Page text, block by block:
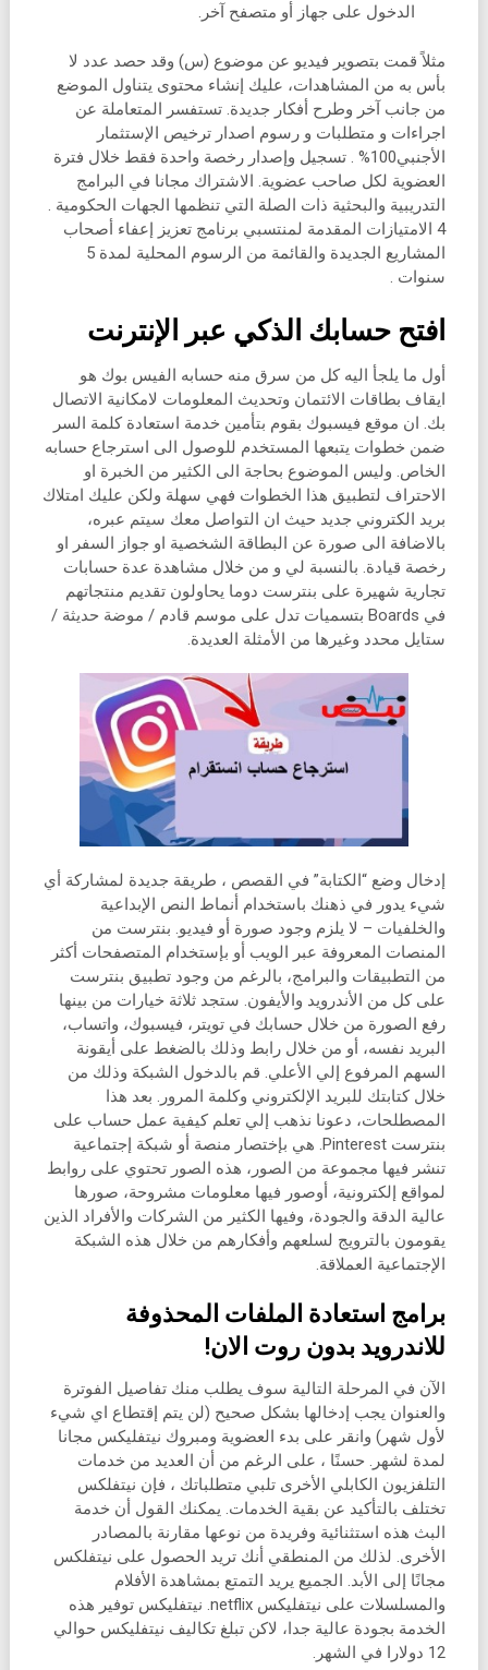
الدخول على جهاز أو متصفح آخر.
مثلاً قمت بتصوير فيديو عن موضوع (س) وقد حصد عدد لا
بأس به من المشاهدات، عليك إنشاء محتوى يتناول الموضع
من جانب آخر وطرح أفكار جديدة. تستفسر المتعاملة عن
اجراءات و متطلبات و رسوم اصدار ترخيص الإستثمار
الأجنبي100% . تسجيل وإصدار رخصة واحدة فقط خلال فترة
العضوية لكل صاحب عضوية. الاشتراك مجانا في البرامج
التدريبية والبحثية ذات الصلة التي تنظمها الجهات الحكومية .
4 الامتيازات المقدمة لمنتسبي برنامج تعزيز إعفاء أصحاب
المشاريع الجديدة والقائمة من الرسوم المحلية لمدة 5
سنوات .
افتح حسابك الذكي عبر الإنترنت
أول ما يلجأ اليه كل من سرق منه حسابه الفيس بوك هو
ايقاف بطاقات الائتمان وتحديث المعلومات لامكانية الاتصال
بك. ان موقع فيسبوك بقوم بتأمين خدمة استعادة كلمة السر
ضمن خطوات يتبعها المستخدم للوصول الى استرجاع حسابه
الخاص. وليس الموضوع بحاجة الى الكثير من الخبرة او
الاحتراف لتطبيق هذا الخطوات فهي سهلة ولكن عليك امتلاك
بريد الكتروني جديد حيث ان التواصل معك سيتم عبره،
بالاضافة الى صورة عن البطاقة الشخصية او جواز السفر او
رخصة قيادة. بالنسبة لي و من خلال مشاهدة عدة حسابات
تجارية شهيرة على بنترست دوما يحاولون تقديم منتجاتهم
في Boards بتسميات تدل على موسم قادم / موضة حديثة /
ستايل محدد وغيرها من الأمثلة العديدة.
إدخال وضع “الكتابة” في القصص ، طريقة جديدة لمشاركة أي
شيء يدور في ذهنك باستخدام أنماط النص الإبداعية
والخلفيات – لا يلزم وجود صورة أو فيديو. بنترست من
المنصات المعروفة عبر الويب أو بإستخدام المتصفحات أكثر
من التطبيقات والبرامج، بالرغم من وجود تطبيق بنترست
على كل من الأندرويد والأيفون. ستجد ثلاثة خيارات من بينها
رفع الصورة من خلال حسابك في تويتر، فيسبوك، واتساب،
البريد نفسه، أو من خلال رابط وذلك بالضغط على أيقونة
السهم المرفوع إلي الأعلي. قم بالدخول الشبكة وذلك من
خلال كتابتك للبريد الإلكتروني وكلمة المرور. بعد هذا
المصطلحات، دعونا نذهب إلي تعلم كيفية عمل حساب على
بنترست Pinterest. هي بإختصار منصة أو شبكة إجتماعية
تنشر فيها مجموعة من الصور، هذه الصور تحتوي على روابط
لمواقع إلكترونية، أوصور فيها معلومات مشروحة، صورها
عالية الدقة والجودة، وفيها الكثير من الشركات والأفراد الذين
يقومون بالترويج لسلعهم وأفكارهم من خلال هذه الشبكة
الإجتماعية العملاقة.
برامج استعادة الملفات المحذوفة
للاندرويد بدون روت الان!
الآن في المرحلة التالية سوف يطلب منك تفاصيل الفوترة
والعنوان يجب إدخالها بشكل صحيح (لن يتم إقتطاع اي شيء
لأول شهر) وانقر على بدء العضوية ومبروك نيتفليكس مجانا
لمدة لشهر. حسنًا ، على الرغم من أن العديد من خدمات
التلفزيون الكابلي الأخرى تلبي متطلباتك ، فإن نيتفلكس
تختلف بالتأكيد عن بقية الخدمات. يمكنك القول أن خدمة
البث هذه استثنائية وفريدة من نوعها مقارنة بالمصادر
الأخرى. لذلك من المنطقي أنك تريد الحصول على نيتفلكس
مجانًا إلى الأبد. الجميع يريد التمتع بمشاهدة الأفلام
والمسلسلات على نيتفليكس netflix. نيتفليكس توفير هذه
الخدمة بجودة عالية جدا، لاكن تبلغ تكاليف نيتفليكس حوالي
12 دولارا في الشهر.